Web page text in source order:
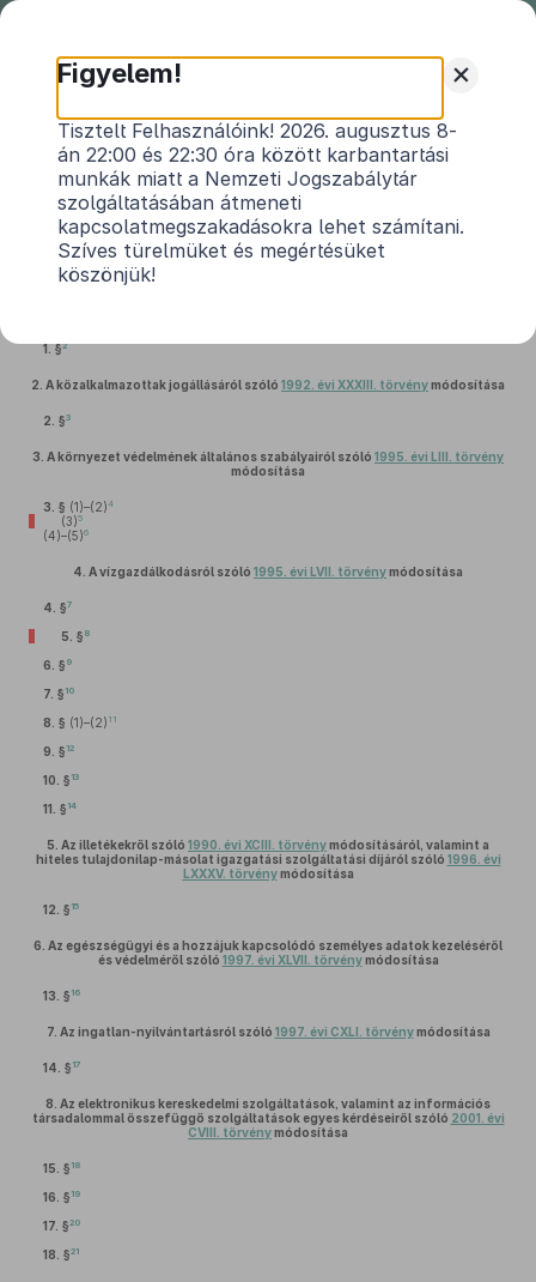
2017. évi CXXXIV. törvény
a belügyi feladatokat érintő és más kapcsolódó
törvények módosításáról1
Hatályos: 2020. 01. 02. – 2023. 12. 31.
1. §2
2. A közalkalmazottak jogállásáról szóló 1992. évi XXXIII. törvénymódosítása
2. §3
3. A környezet védelmének általános szabályairól szóló 1995. évi LIII. törvény
módosítása
3. § (1)–(2)4
(3)5
(4)–(5)6
4. A vízgazdálkodásról szóló 1995. évi LVII. törvénymódosítása
4. §7
5. § 8
6. § 9
7. § 10
8. § (1)–(2) 11
9. § 12
10. § 13
11. § 14
5. Az illetékekről szóló 1990. évi XCIII. törvénymódosításáról, valamint a
hiteles tulajdonilap-másolat igazgatási szolgáltatási díjáról szóló 1996. évi
LXXXV. törvénymódosítása
12. § 15
6. Az egészségügyi és a hozzájuk kapcsolódó személyes adatok kezeléséről
és védelméről szóló 1997. évi XLVII. törvénymódosítása
13. § 16
7. Az ingatlan-nyilvántartásról szóló 1997. évi CXLI. törvénymódosítása
14. § 17
8. Az elektronikus kereskedelmi szolgáltatások, valamint az információs
társadalommal összefüggő szolgáltatások egyes kérdéseiről szóló 2001. évi
CVIII. törvénymódosítása
15. § 18
16. § 19
17. §20
18. §21
+
Figyelem!
Tisztelt Felhasználóink! 2026. augusztus 8-
án 22:00 és 22:30 óra között karbantartási
munkák miatt a Nemzeti Jogszabálytár
szolgáltatásában átmeneti
kapcsolatmegszakadásokra lehet számítani.
Szíves türelmüket és megértésüket
köszönjük!